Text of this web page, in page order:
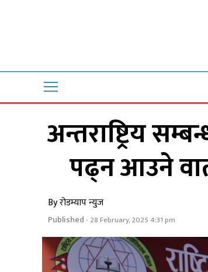
अन्तराष्ट्रिय
पढ्न आउने
By रोडम्याप न्युज
Published- 28 February, 2025 4:31 pm